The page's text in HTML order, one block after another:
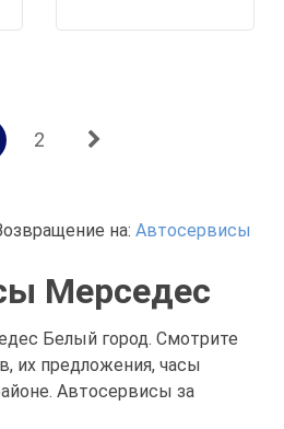
2
на: Автосервисы
Мерседес
Белый город. Смотрите
их предложения, часы
Автосервисы за